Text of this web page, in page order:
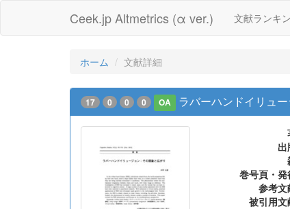
Ceek.jp Altmetrics (α ver.) 文献ランキ
ホーム 文献詳細
17 0 0 0 OA ラバーハンドイリュ
巻号頁・発
参考文
被引用文